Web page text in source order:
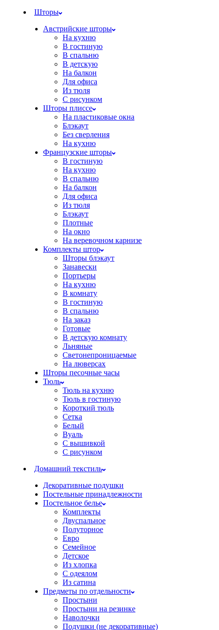
Шторы
Австрийские шторы
На кухню
В гостиную
В спальню
В детскую
На балкон
Для офиса
Из тюля
С рисунком
Шторы плиссе
На пластиковые окна
Блэкаут
Без сверления
На кухню
Французские шторы
В гостиную
На кухню
В спальню
На балкон
Для офиса
Из тюля
Блэкаут
Плотные
На окно
На веревочном карнизе
Комплекты штор
Шторы блэкаут
Занавески
Портьеры
На кухню
В комнату
В гостиную
В спальню
На заказ
Готовые
В детскую комнату
Льняные
Светонепроницаемые
На люверсах
Шторы песочные часы
Тюль
Тюль на кухню
Тюль в гостиную
Короткий тюль
Сетка
Белый
Вуаль
С вышивкой
С рисунком
Домашний текстиль
Декоративные подушки
Постельные принадлежности
Постельное белье
Комплекты
Двуспальное
Полуторное
Евро
Семейное
Детское
Из хлопка
С одеялом
Из сатина
Предметы по отдельности
Простыни
Простыни на резинке
Наволочки
Подушки (не декоративные)